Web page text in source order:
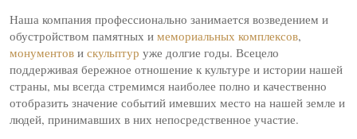
Наша компания профессионально занимается возведением и
обустройством памятных и мемориальных комплексов,
монументов и скульптур уже долгие годы. Всецело
поддерживая бережное отношение к культуре и истории нашей
страны, мы всегда стремимся наиболее полно и качественно
отобразить значение событий имевших место на нашей земле и
людей, принимавших в них непосредственное участие.